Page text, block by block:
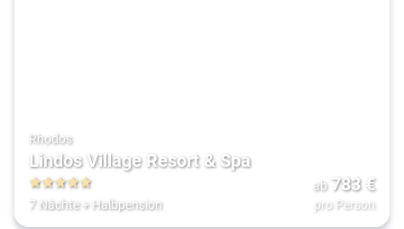
Rhodos
Lindos Village Resort & Spa
7 Nächte+ Halbpension
ab 783€
pro Person